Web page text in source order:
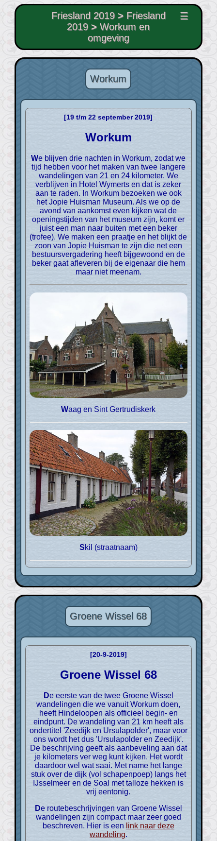
Friesland 2019> Friesland
2019 >Workum en
omgeving
☰
Workum
[19 t/m 22 september 2019]
Workum
We blijven drie nachten in Workum, zodat we
tijd hebben voor het maken van twee langere
wandelingen van 21 en 24 kilometer. We
verblijven in Hotel Wymerts en dat is zeker
aan te raden. In Workum bezoeken we ook
het Jopie Huisman Museum. Als we op de
avond van aankomst even kijken wat de
openingstijden van het museum zijn, komt er
juist een man naar buiten met een beker
(trofee). We maken een praatje en het blijkt de
zoon van Jopie Huisman te zijn die net een
bestuursvergadering heeft bijgewoond en de
beker gaat afleveren bij de eigenaar die hem
maar niet meenam.
Waag en Sint Gertrudiskerk
Skil (straatnaam)
Groene Wissel 68
[20-9-2019]
Groene Wissel 68
De eerste van de twee Groene Wissel
wandelingen die we vanuit Workum doen,
heeft Hindeloopen als officieel begin- en
eindpunt. De wandeling van 21 km heeft als
ondertitel 'Zeedijk en Ursulapolder', maar voor
ons wordt het dus 'Ursulapolder en Zeedijk'.
De beschrijving geeft als aanbeveling aan dat
je kilometers ver weg kunt kijken. Het wordt
daardoor wel wat saai. Met name het lange
stuk over de dijk (vol schapenpoep) langs het
IJsselmeer en de Soal met talloze hekken is
vrij eentonig.
De routebeschrijvingen van Groene Wissel
wandelingen zijn compact maar zeer goed
beschreven. Hier is een link naar deze
wandeling.